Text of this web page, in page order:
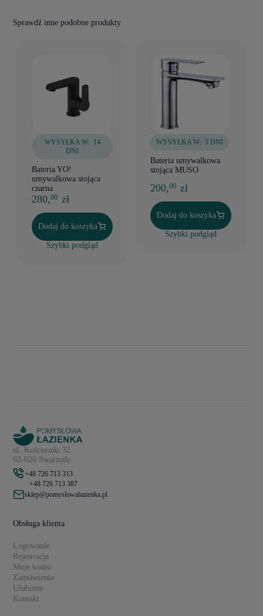
Sprawdź inne podobne produkty
WYSYŁKA W: 14
DNI
Bateria YO!
umywalkowa stojąca
czarna
280,00 zł
Dodaj do koszyka
Szybki podgląd
WYSYŁKA W: 5 DNI
Bateria umywalkowa
stojąca MUSO
200,00 zł
Dodaj do koszyka
Szybki podgląd
ul. Kościuszki 32
62-020 Swarzędz
+48 726 713 313
+48 726 713 387
sklep@pomyslowalazienka.pl
Obsługa klienta
Logowanie
Rejestracja
Moje konto
Zamówienia
Ulubione
Kontakt